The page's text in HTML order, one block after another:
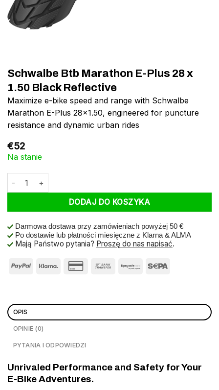
Schwalbe Btb Marathon E-Plus 28 x
1.50 Black Reflective
Maximize e-bike speed and range with Schwalbe
Marathon E-Plus 28×1.50, engineered for puncture
resistance and dynamic urban rides
€52
Na stanie
ilość Schwalbe Btb Marathon E-Plus 28 x 1.50 Black Reflective
DODAJ DO KOSZYKA
Darmowa dostawa przy zamówieniach powyżej 50 €
Po dostawie lub płatności miesięczne z Klarna & ALMA
Mają Państwo pytania? Proszę do nas napisać.
OPIS
OPINIE (0)
PYTANIA I ODPOWIEDZI
Unrivaled Performance and Safety for Your
E-Bike Adventures.